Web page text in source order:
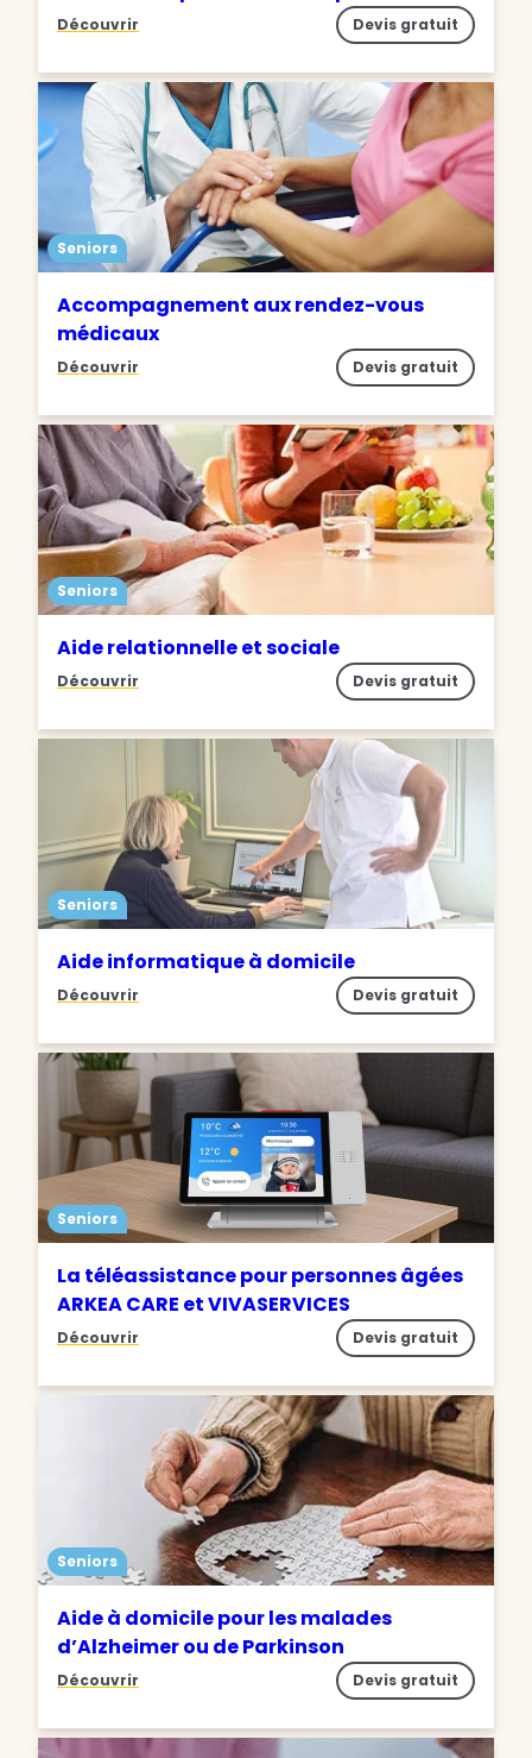
Découvrir Devis gratuit
Seniors
Accompagnement aux rendez-vous
médicaux
Découvrir Devis gratuit
Seniors
Aide relationnelle et sociale
Découvrir Devis gratuit
Seniors
Aide informatique à domicile
Découvrir Devis gratuit
Seniors
La téléassistance pour personnes âgées
ARKEA CARE et VIVASERVICES
Découvrir Devis gratuit
Seniors
Aide à domicile pour les malades
d’Alzheimer ou de Parkinson
Découvrir Devis gratuit